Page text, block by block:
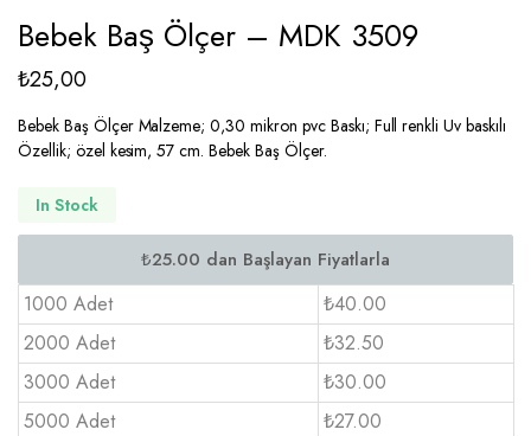
Bebek Baş Ölçer – MDK 3509
₺25,00
Bebek Baş Ölçer Malzeme; 0,30 mikron pvc Baskı; Full renkli Uv baskılı
Özellik; özel kesim, 57 cm. Bebek Baş Ölçer.
In Stock
1000 Adet
₺40.00
2000 Adet
₺32.50
3000 Adet
₺30.00
5000 Adet
₺27.00